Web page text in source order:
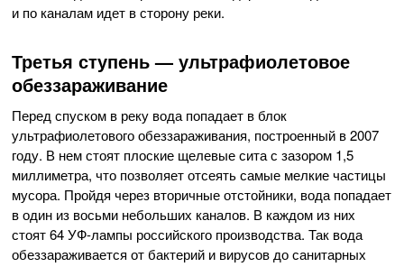
и по каналам идет в сторону реки.
Третья ступень — ультрафиолетовое
обеззараживание
Перед спуском в реку вода попадает в блок
ультрафиолетового обеззараживания, построенный в 2007
году. В нем стоят плоские щелевые сита с зазором 1,5
миллиметра, что позволяет отсеять самые мелкие частицы
мусора. Пройдя через вторичные отстойники, вода попадает
в один из восьми небольших каналов. В каждом из них
стоят 64 УФ-лампы российского производства. Так вода
обеззараживается от бактерий и вирусов до санитарных